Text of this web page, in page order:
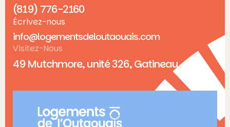
(819) 776-2160
Écrivez-nous
info@logementsdeloutaouais.com
Visitez-Nous
49 Mutchmore, unité 326, Gatineau